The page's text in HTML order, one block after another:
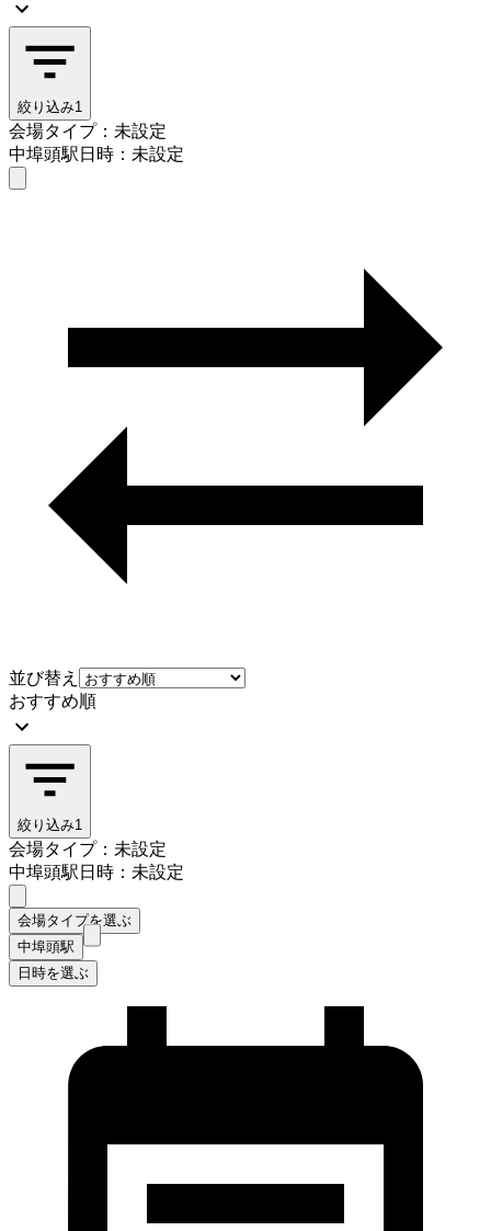
絞り込み1
会場タイプ：未設定
中埠頭駅日時：未設定
並び替え
おすすめ順
絞り込み1
会場タイプ：未設定
中埠頭駅日時：未設定
会場タイプを選ぶ
中埠頭駅
日時を選ぶ